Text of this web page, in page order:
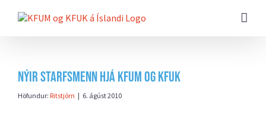
beint
Nýir starfsmenn hjá KFUM og KFUK
Höfundur: Ritstjórn | 6. ágúst 2010